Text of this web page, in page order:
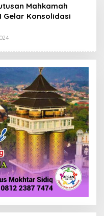
Mahkamah
Gelar Konsolidasi
E
H
R
A
K
S
I